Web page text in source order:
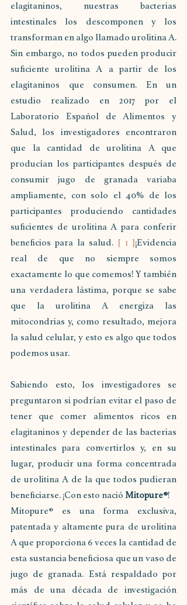
elagitaninos, nuestras bacterias
intestinales los descomponen y los
transforman en algo llamado urolitina A.
Sin embargo, no todos pueden producir
suficiente urolitina A a partir de los
elagitaninos que consumen. En un
estudio realizado en 2017 por el
Laboratorio Español de Alimentos y
Salud, los investigadores encontraron
que la cantidad de urolitina A que
producían los participantes después de
consumir jugo de granada variaba
ampliamente, con solo el 40% de los
participantes produciendo cantidades
suficientes de urolitina A para conferir
beneficios para la salud. [ 1 ] ¡Evidencia
real de que no siempre somos
exactamente lo que comemos! Y también
una verdadera lástima, porque se sabe
que la urolitina A energiza las
mitocondrias y, como resultado, mejora
la salud celular, y esto es algo que todos
podemos usar.
Sabiendo esto, los investigadores se
preguntaron si podrían evitar el paso de
tener que comer alimentos ricos en
elagitaninos y depender de las bacterias
intestinales para convertirlos y, en su
lugar, producir una forma concentrada
de urolitina A de la que todos pudieran
beneficiarse. ¡Con esto nació Mitopure®!
Mitopure® es una forma exclusiva,
patentada y altamente pura de urolitina
A que proporciona 6 veces la cantidad de
esta sustancia beneficiosa que un vaso de
jugo de granada. Está respaldado por
más de una década de investigación